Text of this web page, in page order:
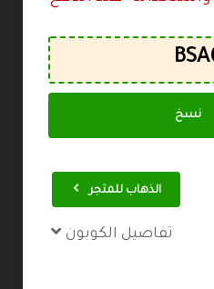
والموقع الإلكتروني في
المقبلة في تعليقي.نسخ
الذهاب للمتجر
تفاصيل الكوبون